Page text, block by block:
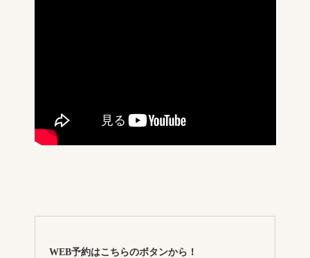
WEB予約はこちらのボタンから！